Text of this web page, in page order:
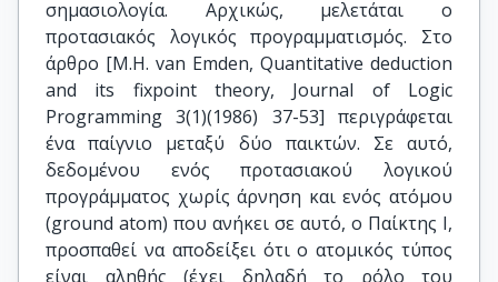
σημασιολογία. Αρχικώς, μελετάται ο
προτασιακός λογικός προγραμματισμός. Στο
άρθρο [M.H. van Emden, Quantitative deduction
and its fixpoint theory, Journal of Logic
Programming 3(1)(1986) 37-53] περιγράφεται
ένα παίγνιο μεταξύ δύο παικτών. Σε αυτό,
δεδομένου ενός προτασιακού λογικού
προγράμματος χωρίς άρνηση και ενός ατόμου
(ground atom) που ανήκει σε αυτό, ο Παίκτης Ι,
προσπαθεί να αποδείξει ότι ο ατομικός τύπος
είναι αληθής (έχει δηλαδή το ρόλο του